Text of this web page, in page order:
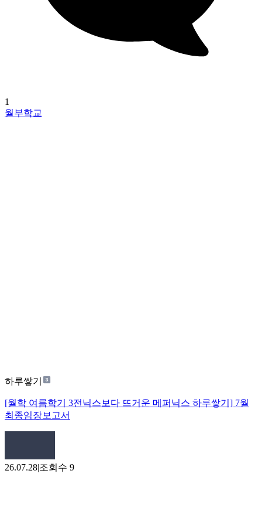
1
월부학교
하루쌓기
[월학 여름학기 3전닉스보다 뜨거운 메퍼닉스 하루쌓기] 7월
최종임장보고서
26.07.28|조회수 9